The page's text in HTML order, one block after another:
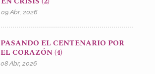
09 Abr, 2026
PASANDO EL CENTENARIO POR
EL CORAZÓN (4)
08 Abr, 2026